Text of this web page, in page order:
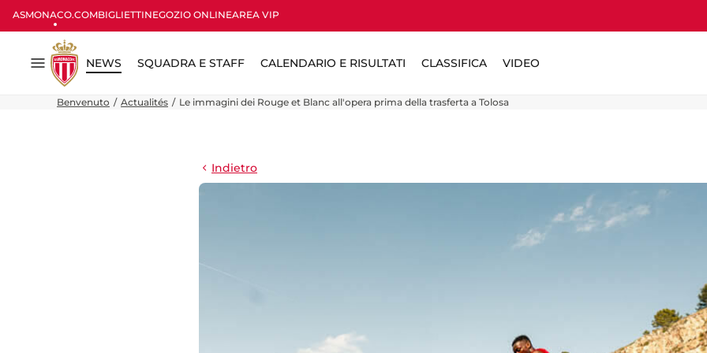
ASMONACO.COMBIGLIETTINEGOZIO ONLINEAREA VIP
Menu
NEWS SQUADRA E STAFF CALENDARIO E RISULTATI CLASSIFICA VIDEO
Benvenuto Actualités Le immagini dei Rouge et Blanc all'opera prima della trasferta a Tolosa
Indietro